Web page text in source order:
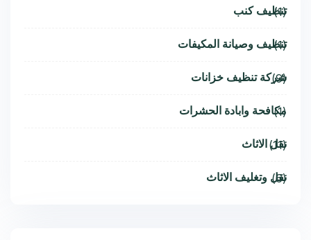
تنظيف كنب
(1)
تنظيف وصيانة المكيفات
(1)
شركة تنظيف خزانات
(9)
مكافحة وابادة الحشرات
(1)
نقل الاثاث
(11)
نقل وتغليف الاثاث
(6)